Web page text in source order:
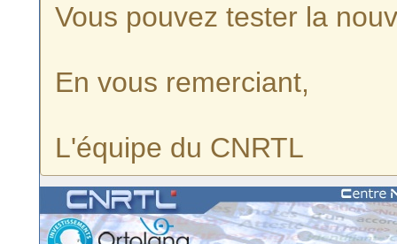
Vous pouvez tester la
En vous remerciant,
L'équipe du CNRTL